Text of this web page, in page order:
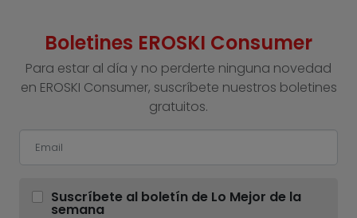
Boletines EROSKI Consumer
Para estar al día y no perderte ninguna novedad
en EROSKI Consumer, suscríbete nuestros boletines
gratuitos.
Suscríbete al boletín de Lo Mejor de la
semana